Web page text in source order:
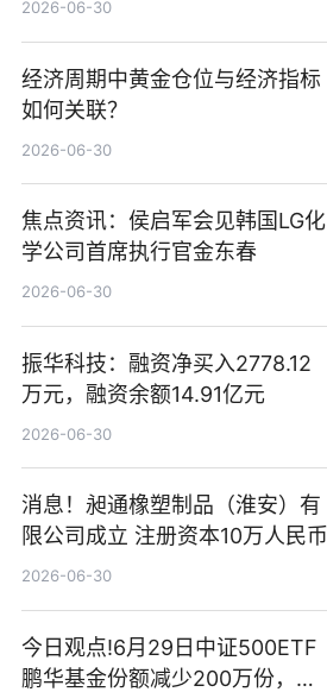
2026-06-30
经济周期中黄金仓位与经济指标
如何关联？
2026-06-30
焦点资讯：侯启军会见韩国LG化
学公司首席执行官金东春
2026-06-30
振华科技：融资净买入2778.12
万元，融资余额14.91亿元
2026-06-30
消息！昶通橡塑制品（淮安）有
限公司成立 注册资本10万人民币
2026-06-30
今日观点!6月29日中证500ETF
鹏华基金份额减少200万份，重